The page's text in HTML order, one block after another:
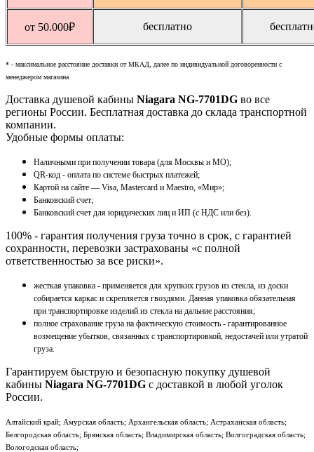
от 50.000₽ бесплатно
* - максимальное расстояние доставки от МКАД, далее по индивидуальной договоренности с
менеджером магазина
Доставка душевой кабины Niagara NG-7701DG во все
регионы России. Бесплатная доставка до склада транспортной
компании.
Удобные формы оплаты:
Наличными при получении товара (для Москвы и МО);
QR-код - оплата по системе быстрых платежей;
Картой на сайте — Visa, Mastercard и Maestro, «Мир»;
Банковский счет;
Банковский счет для юридических лиц и ИП (с НДС или без).
100% - гарантия получения груза точно в срок, с гарантией
сохранности, перевозки застрахованы «с полной
ответственностью за все риски».
жесткая упаковка - применяется для хрупких грузов из стекла, из доски
собирается каркас и скрепляется гвоздями. Данная упаковка обязательная
при транспортировке изделий из стекла на дальние расстояния;
полное страхование груза на фактическую стоимость - гарантированное
возмещение убытков, связанных с транспортировкой, недостачей или утратой
груза.
Гарантируем быструю и безопасную покупку душевой
кабины Niagara NG-7701DG с доставкой в любой уголок
России.
Алтайский край; Амурская область; Архангельская область; Астраханская область;
Белгородская область; Брянская область; Владимирская область; Волгоградская область;
Вологодская область;